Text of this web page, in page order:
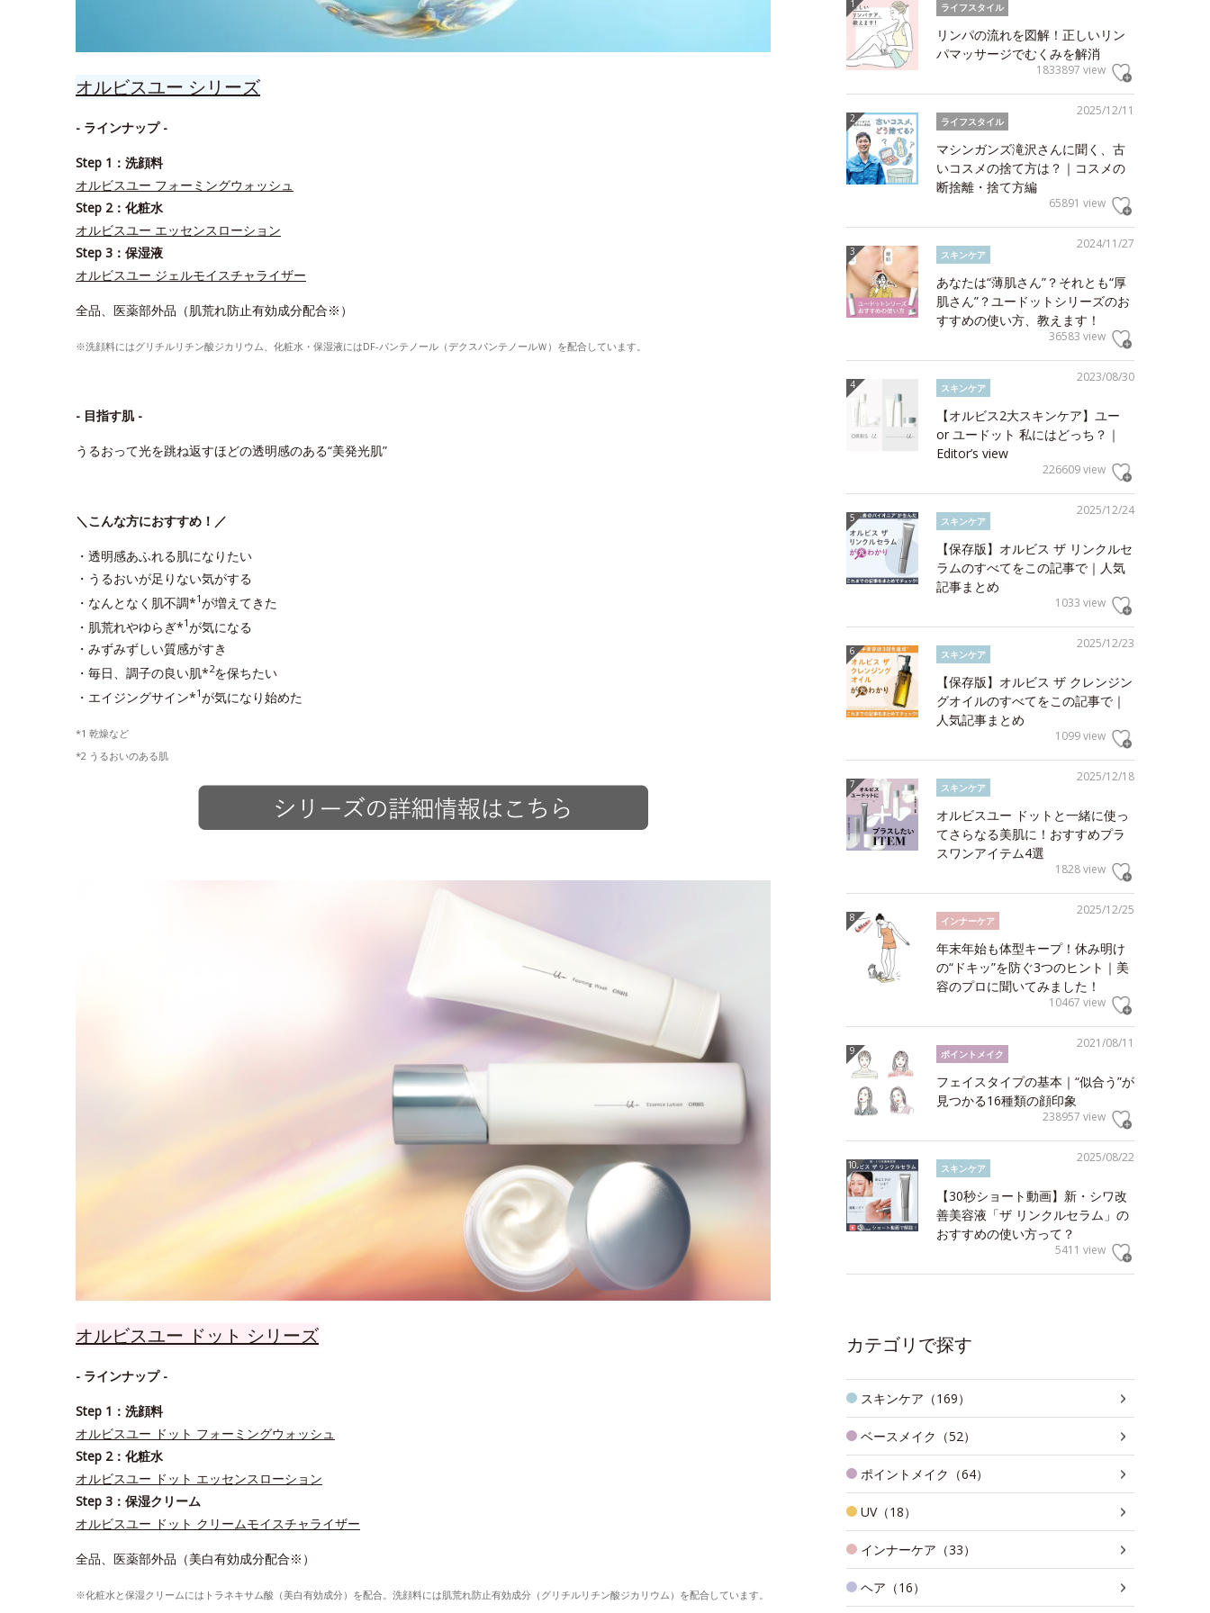
オルビスユー シリーズ
- ラインナップ -
Step 1：洗顔料
オルビスユー フォーミングウォッシュ
Step 2：化粧水
オルビスユー エッセンスローション
Step 3：保湿液
オルビスユー ジェルモイスチャライザー
全品、医薬部外品（肌荒れ防止有効成分配合※）
※洗顔料にはグリチルリチン酸ジカリウム、化粧水・保湿液にはDF-パンテノール（デクスパンテノールＷ）を配合しています。
- 目指す肌 -
うるおって光を跳ね返すほどの透明感のある“美発光肌”
＼こんな方におすすめ！／
・透明感あふれる肌になりたい
・うるおいが足りない気がする
・なんとなく肌不調*1が増えてきた
・肌荒れやゆらぎ*1が気になる
・みずみずしい質感がすき
・毎日、調子の良い肌*2を保ちたい
・エイジングサイン*1が気になり始めた
*1 乾燥など
*2 うるおいのある肌
オルビスユー ドット シリーズ
- ラインナップ -
Step 1：洗顔料
オルビスユー ドット フォーミングウォッシュ
Step 2：化粧水
オルビスユー ドット エッセンスローション
Step 3：保湿クリーム
オルビスユー ドット クリームモイスチャライザー
全品、医薬部外品（美白有効成分配合※）
※化粧水と保湿クリームにはトラネキサム酸（美白有効成分）を配合。洗顔料には肌荒れ防止有効成分（グリチルリチン酸ジカリウム）を配合しています。
ライフスタイル
リンパの流れを図解！正しいリン
パマッサージでむくみを解消
1833897 view
2025/12/11
ライフスタイル
マシンガンズ滝沢さんに聞く、古
いコスメの捨て方は？｜コスメの
断捨離・捨て方編
65891 view
2024/11/27
スキンケア
あなたは“薄肌さん”？それとも“厚
肌さん”？ユードットシリーズのお
すすめの使い方、教えます！
36583 view
2023/08/30
スキンケア
【オルビス2大スキンケア】ユー
or ユードット 私にはどっち？｜
Editor’s view
226609 view
2025/12/24
スキンケア
【保存版】オルビス ザ リンクルセ
ラムのすべてをこの記事で｜人気
記事まとめ
1033 view
2025/12/23
スキンケア
【保存版】オルビス ザ クレンジン
グオイルのすべてをこの記事で｜
人気記事まとめ
1099 view
2025/12/18
スキンケア
オルビスユー ドットと一緒に使っ
てさらなる美肌に！おすすめプラ
スワンアイテム4選
1828 view
2025/12/25
インナーケア
年末年始も体型キープ！休み明け
の“ドキッ”を防ぐ3つのヒント｜美
容のプロに聞いてみました！
10467 view
2021/08/11
ポイントメイク
フェイスタイプの基本｜“似合う”が
見つかる16種類の顔印象
238957 view
2025/08/22
スキンケア
【30秒ショート動画】新・シワ改
善美容液「ザ リンクルセラム」の
おすすめの使い方って？
5411 view
カテゴリで探す
スキンケア（169）
ベースメイク（52）
ポイントメイク（64）
UV（18）
インナーケア（33）
ヘア（16）